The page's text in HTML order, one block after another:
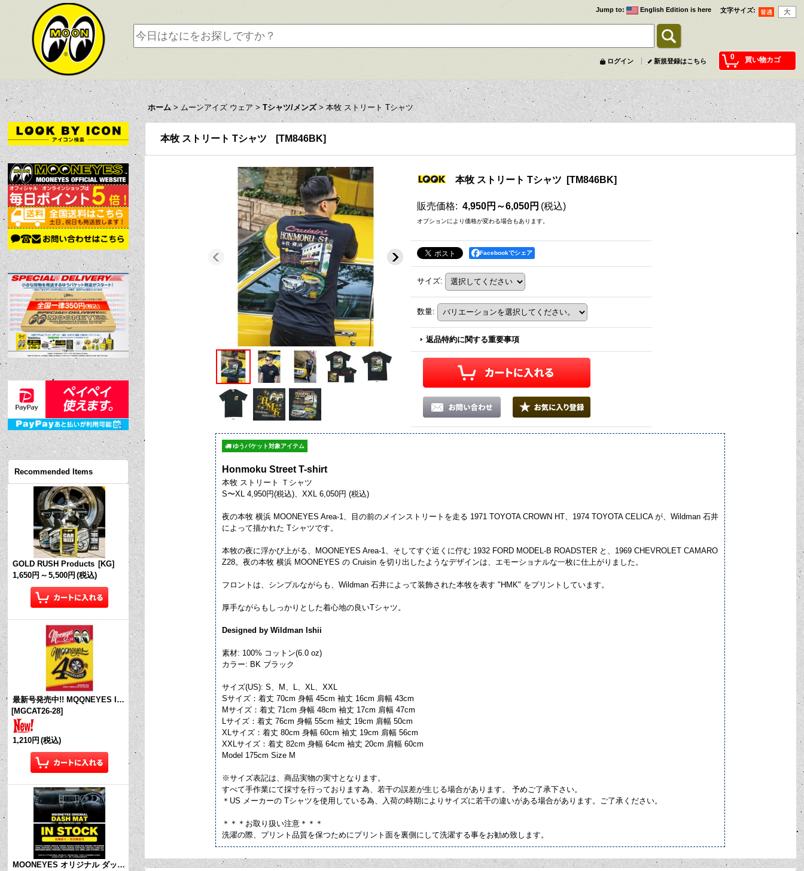
文字サイズ:
Jump to: English Edition is here
0 買い物カゴ
ログイン 新規登録はこちら
ホーム > ムーンアイズ ウェア > Tシャツ/メンズ > 本牧 ストリート Tシャツ
Recommended Items
GOLD RUSH Products [KG]
1,650円 ～ 5,500円 (税込)
最新号発売中!! MQQNEYES International Magazine No.28 2026
[MGCAT26-28]
1,210円 (税込)
MOONEYES オリジナル ダッシュマット (in Stock!)
本牧 ストリート Tシャツ [TM846BK]
本牧 ストリート Tシャツ [TM846BK]
販売価格: 4,950円～6,050円 (税込)
オプションにより価格が変わる場合もあります。
Facebookでシェア
サイズ:
数量:
返品特約に関する重要事項
ゆうパケット対象アイテム
Honmoku Street T-shirt
本牧 ストリート Ｔシャツ
S〜XL 4,950円(税込)、XXL 6,050円 (税込)
夜の本牧 横浜 MOONEYES Area-1、目の前のメインストリートを走る 1971 TOYOTA CROWN HT、1974 TOYOTA CELICA が、Wildman 石井
によって描かれた Tシャツです。
本牧の夜に浮かび上がる、MOONEYES Area-1、そしてすぐ近くに佇む 1932 FORD MODEL-B ROADSTER と、1969 CHEVROLET CAMARO
Z28。夜の本牧 横浜 MOONEYES の Cruisin を切り出したようなデザインは、エモーショナルな一枚に仕上がりました。
フロントは、シンプルながらも、Wildman 石井によって装飾された本牧を表す "HMK" をプリントしています。
厚手ながらもしっかりとした着心地の良いTシャツ。
Designed by Wildman Ishii
素材: 100% コットン(6.0 oz)
カラー: BK ブラック
サイズ(US): S、M、L、XL、XXL
Sサイズ：着丈 70cm 身幅 45cm 袖丈 16cm 肩幅 43cm
Mサイズ：着丈 71cm 身幅 48cm 袖丈 17cm 肩幅 47cm
Lサイズ：着丈 76cm 身幅 55cm 袖丈 19cm 肩幅 50cm
XLサイズ：着丈 80cm 身幅 60cm 袖丈 19cm 肩幅 56cm
XXLサイズ：着丈 82cm 身幅 64cm 袖丈 20cm 肩幅 60cm
Model 175cm Size M
※サイズ表記は、商品実物の実寸となります。
すべて手作業にて採寸を行っております為、若干の誤差が生じる場合があります。 予めご了承下さい。
＊US メーカーの Tシャツを使用している為、入荷の時期によりサイズに若干の違いがある場合があります。ご了承ください。
＊＊＊お取り扱い注意＊＊＊
洗濯の際、プリント品質を保つためにプリント面を裏側にして洗濯する事をお勧め致します。